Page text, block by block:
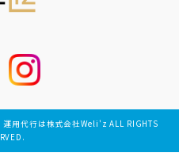
用代行は株式会社Weli'z ALL RIGHTS